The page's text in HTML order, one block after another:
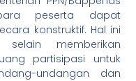
peserta dapat
konstruktif. Hal ini
memberikan
partisipasi untuk
undangan dan